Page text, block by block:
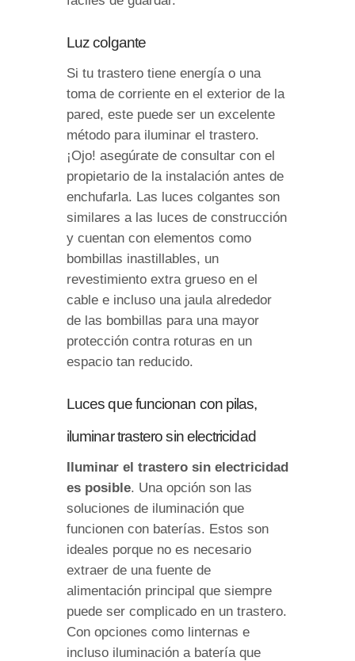
Luz colgante
Si tu trastero tiene energía o una
toma de corriente en el exterior de la
pared, este puede ser un excelente
método para iluminar el trastero.
¡Ojo! asegúrate de consultar con el
propietario de la instalación antes de
enchufarla. Las luces colgantes son
similares a las luces de construcción
y cuentan con elementos como
bombillas inastillables, un
revestimiento extra grueso en el
cable e incluso una jaula alrededor
de las bombillas para una mayor
protección contra roturas en un
espacio tan reducido.
Luces que funcionan con pilas,
iluminar trastero sin electricidad
Iluminar el trastero sin electricidad
es posible. Una opción son las
soluciones de iluminación que
funcionen con baterías. Estos son
ideales porque no es necesario
extraer de una fuente de
alimentación principal que siempre
puede ser complicado en un trastero.
Con opciones como linternas e
incluso iluminación a batería que